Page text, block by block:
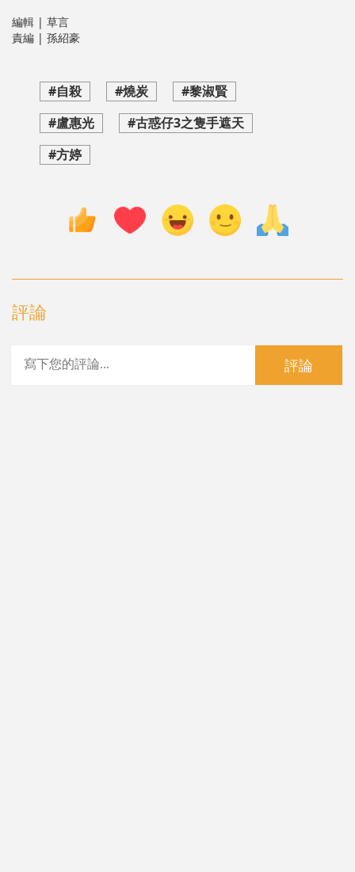
編輯 | 草言
責編 | 孫紹豪
#自殺 #燒炭
#黎淑賢
#盧惠光
#古惑仔3之隻手遮天
#方婷
評論
評論